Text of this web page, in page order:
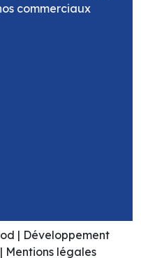
commerciaux
| Développement
| Mentions légales